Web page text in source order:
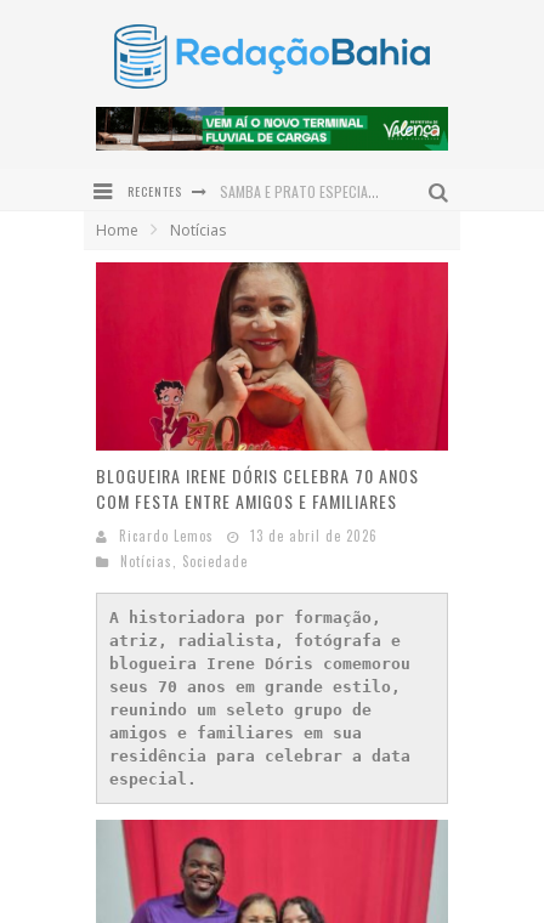
RECENTES JERÔNIMO PROJETA BAHIA COMO HUB LOGÍSTICO DO NORDESTE E REASSALTA INVESTIMENTOS EM INFRAESTRUTURA
Home Notícias
BLOGUEIRA IRENE DÓRIS CELEBRA 70 ANOS
COM FESTA ENTRE AMIGOS E FAMILIARES
Ricardo Lemos
13 de abril de 2026
Notícias
Sociedade
A historiadora por formação,
atriz, radialista, fotógrafa e
blogueira Irene Dóris comemorou
seus 70 anos em grande estilo,
reunindo um seleto grupo de
amigos e familiares em sua
residência para celebrar a data
especial.